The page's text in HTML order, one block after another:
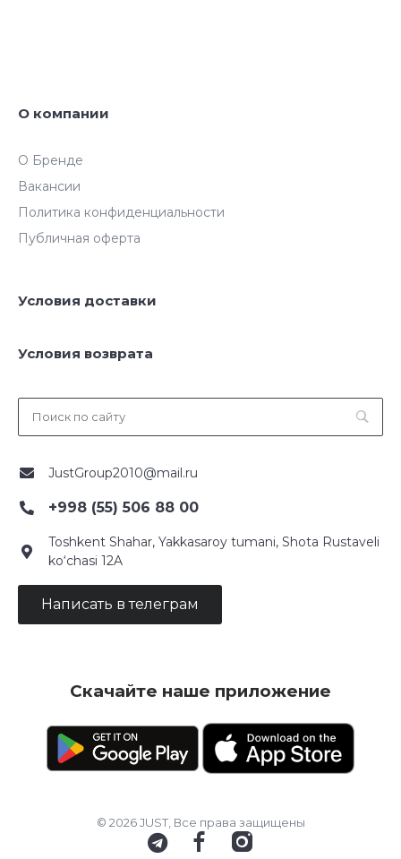
О компании
О Бренде
Вакансии
Политика конфиденциальности
Публичная оферта
Условия доставки
Условия возврата
JustGroup2010@mail.ru
+998 (55) 506 88 00
Toshkent Shahar, Yakkasaroy tumani, Shota Rustaveli
ko‘chasi 12A
Написать в телеграм
Скачайте наше приложение
© 2026 JUST, Все права защищены